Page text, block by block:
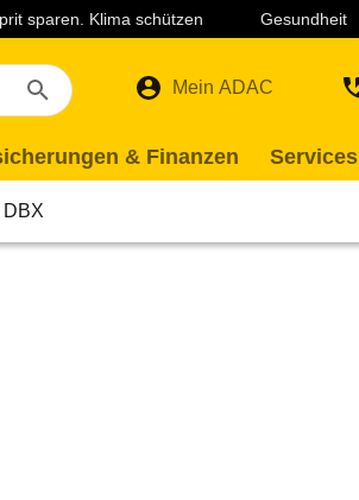
sparen. Klima schützen Gesundheit
Mein ADAC
& Finanzen Services
DBX